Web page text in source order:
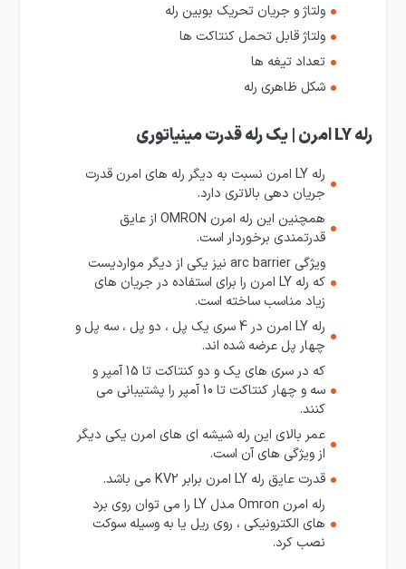
ولتاژ و جریان تحریک بوبین رله
ولتاژ قابل تحمل کنتاکت ها
تعداد تیغه ها
شکل ظاهری رله
رله LY امرن | یک رله قدرت مینیاتوری
رله LY امرن نسبت به دیگر رله های امرن قدرت
جریان دهی بالاتری دارد.
همچنین این رله امرن OMRON از عایق
قدرتمندی برخوردار است.
ویژگی arc barrier نیز یکی از دیگر مواردیست
که رله LY امرن را برای استفاده در جریان های
زیاد مناسب ساخته است.
رله LY امرن در 4 سری یک پل ، دو پل ، سه پل و
چهار پل عرضه شده اند.
که در سری های یک و دو کنتاکت تا 15 آمپر و
سه و چهار کنتاکت تا 10 آمپر را پشتیبانی می
کنند.
عمر بالای این رله شیشه ای های امرن یکی دیگر
از ویژگی های آن است.
قدرت عایق رله LY امرن برابر KV2 می باشد.
رله امرن Omron مدل LY را می توان روی برد
های الکترونیکی ، روی ریل یا به وسیله سوکت
نصب کرد.